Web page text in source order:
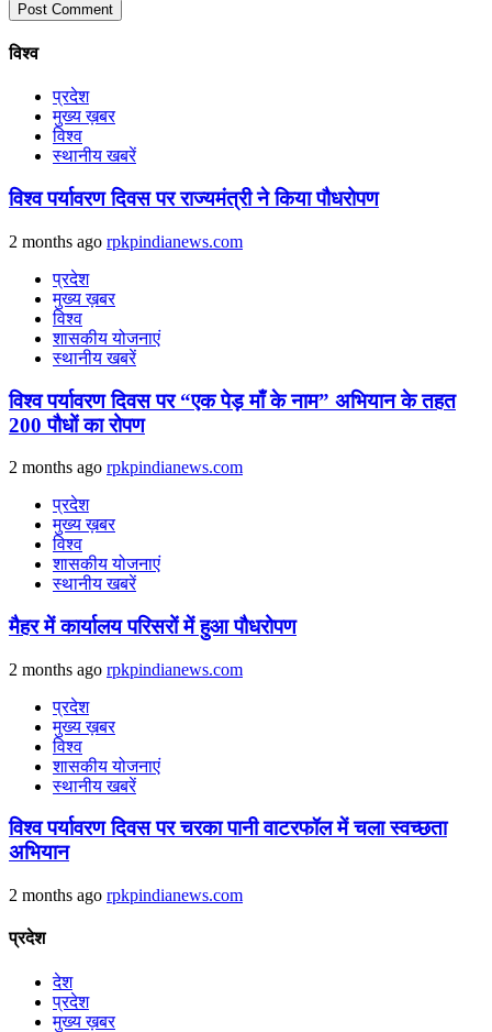
विश्व
प्रदेश
मुख्य ख़बर
विश्व
स्थानीय खबरें
विश्व पर्यावरण दिवस पर राज्यमंत्री ने किया पौधरोपण
2 months ago rpkpindianews.com
प्रदेश
मुख्य ख़बर
विश्व
शासकीय योजनाएं
स्थानीय खबरें
विश्व पर्यावरण दिवस पर “एक पेड़ माँ के नाम” अभियान के तहत
200 पौधों का रोपण
2 months ago rpkpindianews.com
प्रदेश
मुख्य ख़बर
विश्व
शासकीय योजनाएं
स्थानीय खबरें
मैहर में कार्यालय परिसरों में हुआ पौधरोपण
2 months ago rpkpindianews.com
प्रदेश
मुख्य ख़बर
विश्व
शासकीय योजनाएं
स्थानीय खबरें
विश्व पर्यावरण दिवस पर चरका पानी वाटरफॉल में चला स्वच्छता
अभियान
2 months ago rpkpindianews.com
प्रदेश
देश
प्रदेश
मुख्य ख़बर